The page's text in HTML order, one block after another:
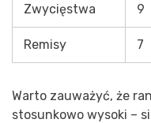
Zwycięstwa 9
Remisy 7
Warto zauważyć, że
stosunkowo wysoki –